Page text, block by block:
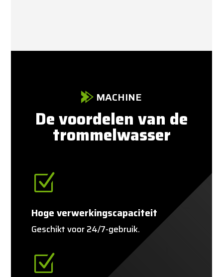
MACHINE
De voordelen van de
trommelwasser
Z
Hoge verwerkingscapaciteit
Geschikt voor 24/7-gebruik.
Z